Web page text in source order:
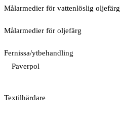
Målarmedier för vattenlöslig oljefärg
Målarmedier för oljefärg
Fernissa/ytbehandling
Paverpol
Textilhärdare